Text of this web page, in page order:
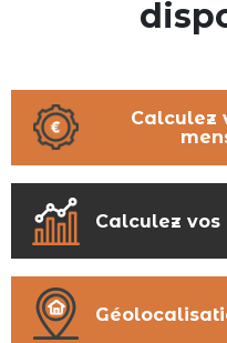
Calculez
Calculez vos